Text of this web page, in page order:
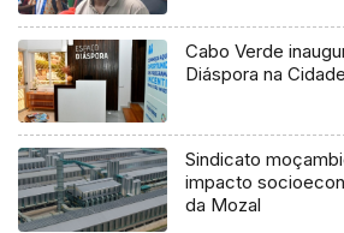
Cabo Verde
Diáspora na
Sindicato
impacto
da Mozal